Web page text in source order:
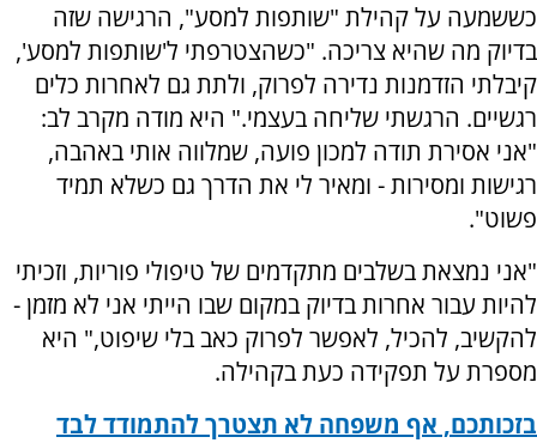
כששמעה על קהילת "שותפות למסע", הרגישה שזה
בדיוק מה שהיא צריכה. "כשהצטרפתי ל'שותפות למסע',
קיבלתי הזדמנות נדירה לפרוק, ולתת גם לאחרות כלים
רגשיים. הרגשתי שליחה בעצמי." היא מודה מקרב לב:
"אני אסירת תודה למכון פועה, שמלווה אותי באהבה,
רגישות ומסירות - ומאיר לי את הדרך גם כשלא תמיד
פשוט".
"אני נמצאת בשלבים מתקדמים של טיפולי פוריות, וזכיתי
להיות עבור אחרות בדיוק במקום שבו הייתי אני לא מזמן -
להקשיב, להכיל, לאפשר לפרוק כאב בלי שיפוט," היא
מספרת על תפקידה כעת בקהילה.
בזכותכם, אף משפחה לא תצטרך להתמודד לבד